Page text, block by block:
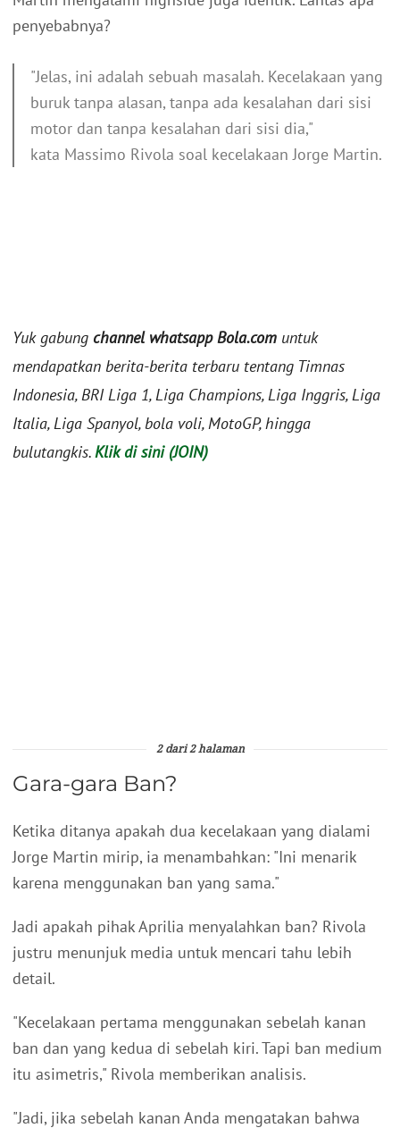
penyebabnya?
"Jelas, ini adalah sebuah masalah. Kecelakaan yang
buruk tanpa alasan, tanpa ada kesalahan dari sisi
motor dan tanpa kesalahan dari sisi dia,"
kata Massimo Rivola soal kecelakaan Jorge Martin.
Yuk gabung channel whatsapp Bola.com untuk
mendapatkan berita-berita terbaru tentang Timnas
Indonesia, BRI Liga 1, Liga Champions, Liga Inggris, Liga
Italia, Liga Spanyol, bola voli, MotoGP, hingga
bulutangkis.Klik di sini (JOIN)
2 dari 2 halaman
Gara-gara Ban?
Ketika ditanya apakah dua kecelakaan yang dialami
Jorge Martin mirip, ia menambahkan: "Ini menarik
karena menggunakan ban yang sama."
Jadi apakah pihak Aprilia menyalahkan ban? Rivola
justru menunjuk media untuk mencari tahu lebih
detail.
"Kecelakaan pertama menggunakan sebelah kanan
ban dan yang kedua di sebelah kiri. Tapi ban medium
itu asimetris," Rivola memberikan analisis.
"Jadi, jika sebelah kanan Anda mengatakan bahwa